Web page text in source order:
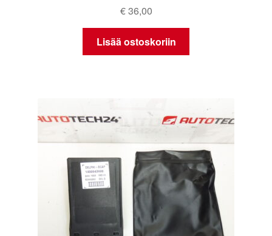
€36,00
Lisää ostoskoriin